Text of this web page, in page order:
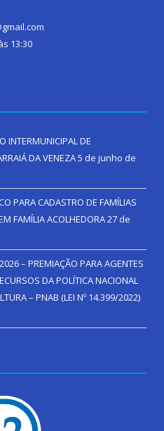
13:30
INTERMUNICIPAL DE
DA VENEZA5 de junho de
PARA CADASTRO DE FAMÍLIAS
FAMÍLIA ACOLHEDORA27 de
– PREMIAÇÃO PARA AGENTES
DA POLÍTICA NACIONAL
– PNAB (LEI Nº 14.399/2022)